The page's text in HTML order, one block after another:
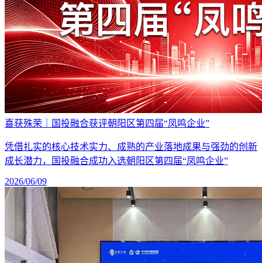
喜获殊荣｜国投融合获评朝阳区第四届“凤鸣企业”
凭借扎实的核心技术实力、成熟的产业落地成果与强劲的创新
成长潜力，国投融合成功入选朝阳区第四届“凤鸣企业”
2026/06/09